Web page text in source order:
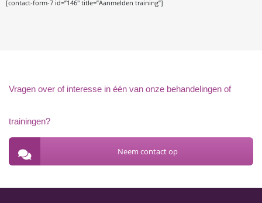
[contact-form-7 id=”146″ title=”Aanmelden training”]
Vragen over of interesse in één van onze behandelingen of
trainingen?
Neem contact op